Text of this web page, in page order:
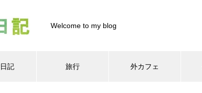
Welcome to my blog
記 旅行 外カフェ